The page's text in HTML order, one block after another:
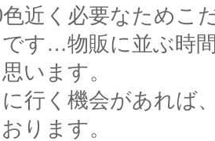
近く必要なためこ
す…物販に並ぶ時
います。
行く機会があれば
ります。